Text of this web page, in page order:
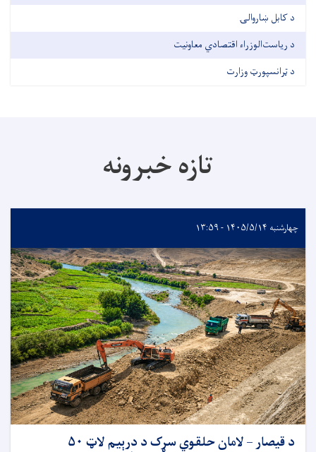
د کابل ښاروالۍ
د ریاست‌الوزراء اقتصادي معاونیت
د ټرانسپورټ وزارت
تازه خبرونه
چهارشنبه ۱۴۰۵/۵/۱۴ - ۱۳:۵۹
د قیصار – لامان حلقوي سړک د درېیم لاټ ۵۰